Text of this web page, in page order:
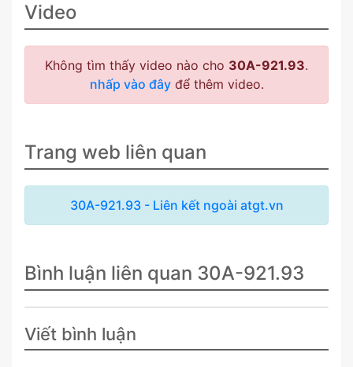
Video
Không tìm thấy video nào cho 30A-921.93.
nhấp vào đâyđể thêm video.
Trang web liên quan
30A-921.93 - Liên kết ngoài atgt.vn
Bình luận liên quan 30A-921.93
Viết bình luận